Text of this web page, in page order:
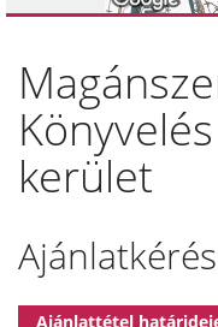
kerület
Ajánlatkérés
Ajánlattétel